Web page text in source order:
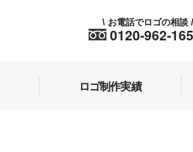
0120-962-165
\ お電話でロゴの相談 /
ロゴ制作実績